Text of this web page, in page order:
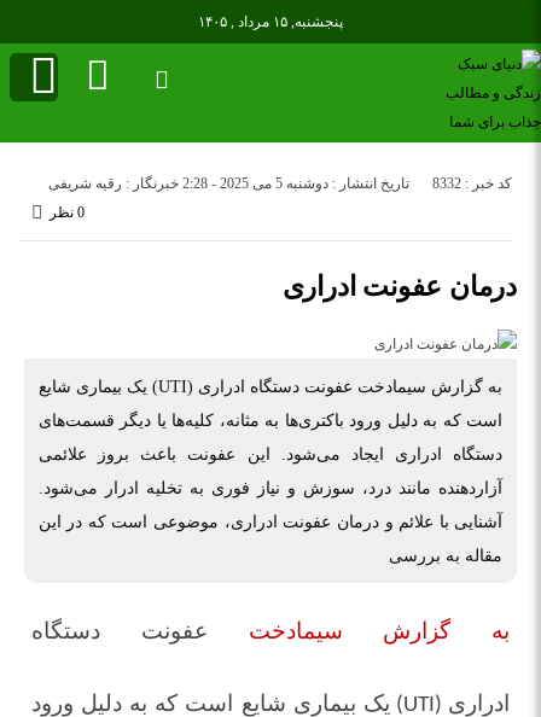
پنجشنبه, ۱۵ مرداد , ۱۴۰۵
تاریخ انتشار : دوشنبه 5 می 2025 - 2:28 خبرنگار : رقیه شریفی
کد خبر : 8332
0 نظر
درمان عفونت ادراری
به گزارش سیمادخت عفونت دستگاه ادراری (UTI) یک بیماری شایع
است که به دلیل ورود باکتری‌ها به مثانه، کلیه‌ها یا دیگر قسمت‌های
دستگاه ادراری ایجاد می‌شود. این عفونت باعث بروز علائمی
آزاردهنده مانند درد، سوزش و نیاز فوری به تخلیه ادرار می‌شود.
آشنایی با علائم و درمان عفونت ادراری، موضوعی است که در این
مقاله به بررسی
به گزارش سیمادخت عفونت دستگاه
ادراری (UTI) یک بیماری شایع است که به دلیل ورود